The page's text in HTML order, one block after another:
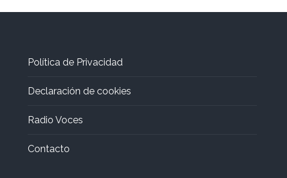
Política de Privacidad
Declaración de cookies
Radio Voces
Contacto